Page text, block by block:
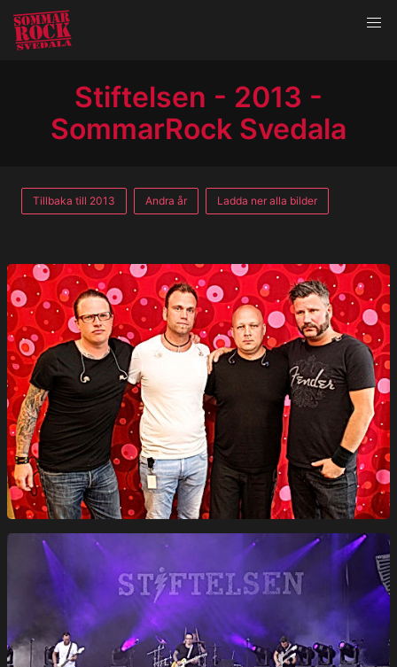
Stiftelsen - 2013 -
SommarRock Svedala
Tillbaka till 2013 Andra år Ladda ner alla bilder